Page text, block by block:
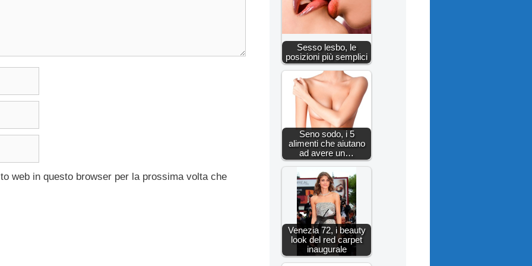
web in questo browser per la prossima volta che
Sesso lesbo, le
posizioni più semplici
Seno sodo, i 5
alimenti che aiutano
ad avere un…
Venezia 72, i beauty
look del red carpet
inaugurale